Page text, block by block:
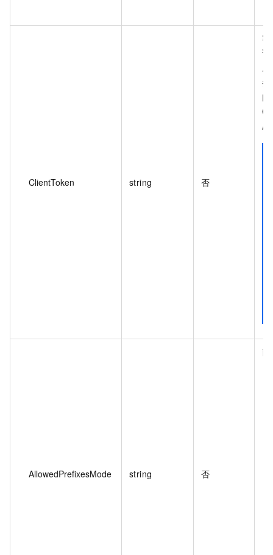
ClientToken string 否
客
证
参
AllowedPrefixesMode string 否
前